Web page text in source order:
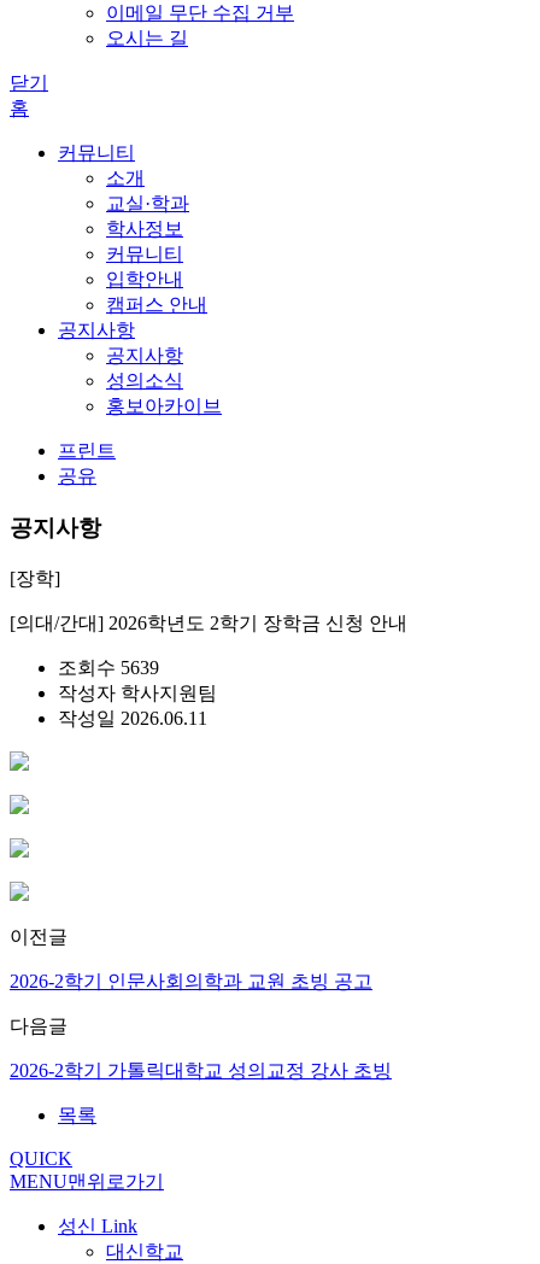
이메일 무단 수집 거부
오시는 길
닫기
홈
커뮤니티
소개
교실·학과
학사정보
커뮤니티
입학안내
캠퍼스 안내
공지사항
공지사항
성의소식
홍보아카이브
프린트
공유
공지사항
[장학]
[의대/간대] 2026학년도 2학기 장학금 신청 안내
조회수 5639
작성자 학사지원팀
작성일 2026.06.11
이전글
2026-2학기 인문사회의학과 교원 초빙 공고
다음글
2026-2학기 가톨릭대학교 성의교정 강사 초빙
목록
QUICK
MENU맨위로가기
성신 Link
대신학교